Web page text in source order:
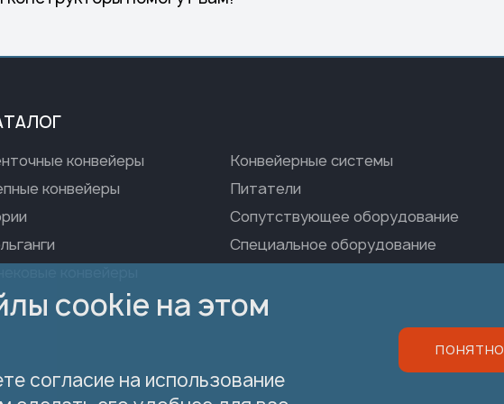
конвейеры
конвейеры
Конвейерные системы
Питатели
Сопутствующее оборудование
Специальное оборудование
cookie на этом
согласие на использование
ПОНЯТНО